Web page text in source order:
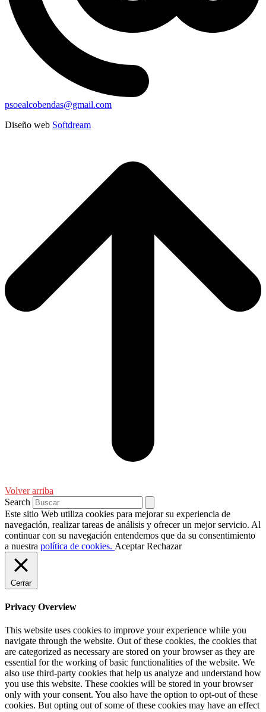
psoealcobendas@gmail.com
Diseño web Softdream
Volver arriba
Search
Este sitio Web utiliza cookies para mejorar su experiencia de
navegación, realizar tareas de análisis y ofrecer un mejor servicio. Al
continuar con su navegación entendemos que da su consentimiento
a nuestra política de cookies. Aceptar Rechazar
Cerrar
Privacy Overview
This website uses cookies to improve your experience while you
navigate through the website. Out of these cookies, the cookies that
are categorized as necessary are stored on your browser as they are
essential for the working of basic functionalities of the website. We
also use third-party cookies that help us analyze and understand how
you use this website. These cookies will be stored in your browser
only with your consent. You also have the option to opt-out of these
cookies. But opting out of some of these cookies may have an effect